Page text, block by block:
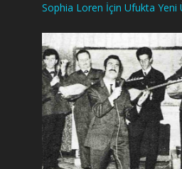
Sophia Loren İçin Ufukta Yeni